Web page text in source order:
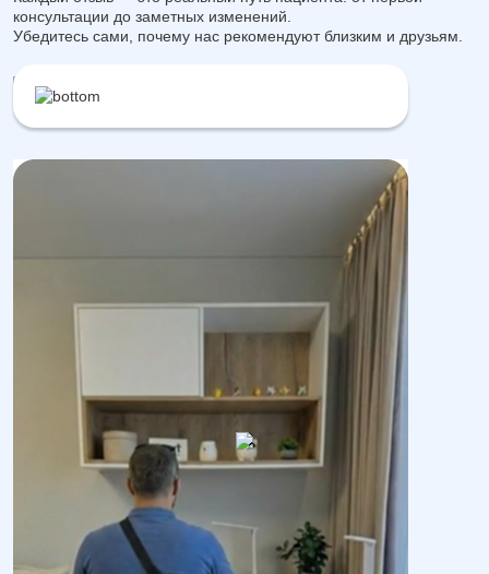
консультации до заметных изменений.
Убедитесь сами, почему нас рекомендуют близким и друзьям.